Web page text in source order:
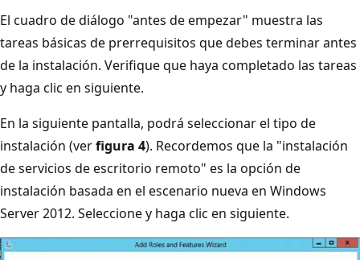
El cuadro de diálogo "antes de empezar" muestra las
tareas básicas de prerrequisitos que debes terminar antes
de la instalación. Verifique que haya completado las tareas
y haga clic en siguiente.
En la siguiente pantalla, podrá seleccionar el tipo de
instalación (verfigura 4). Recordemos que la "instalación
de servicios de escritorio remoto" es la opción de
instalación basada en el escenario nueva en Windows
Server 2012. Seleccione y haga clic en siguiente.